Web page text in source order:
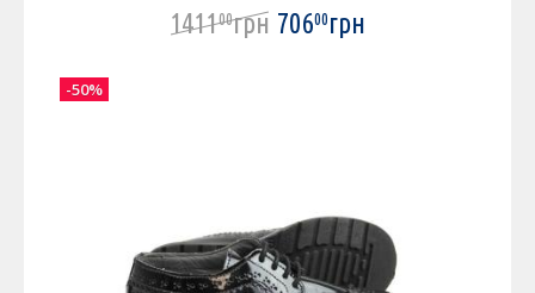
141100грн 70600грн
-50%